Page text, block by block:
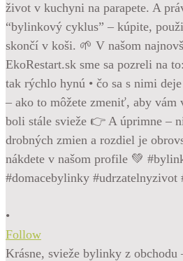
•
Follow
Krásne, svieže bylinky z obchodu